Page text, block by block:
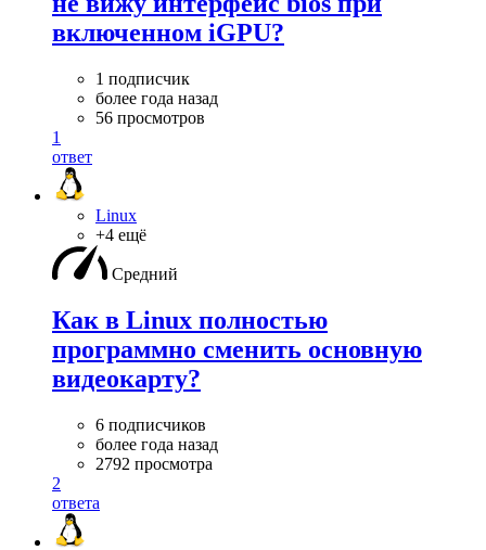
включенном iGPU?
1 подписчик
более года назад
56 просмотров
1
ответ
Linux
+4 ещё
Средний
Как в Linux полностью
программно сменить основную
видеокарту?
6 подписчиков
более года назад
2792 просмотра
2
ответа